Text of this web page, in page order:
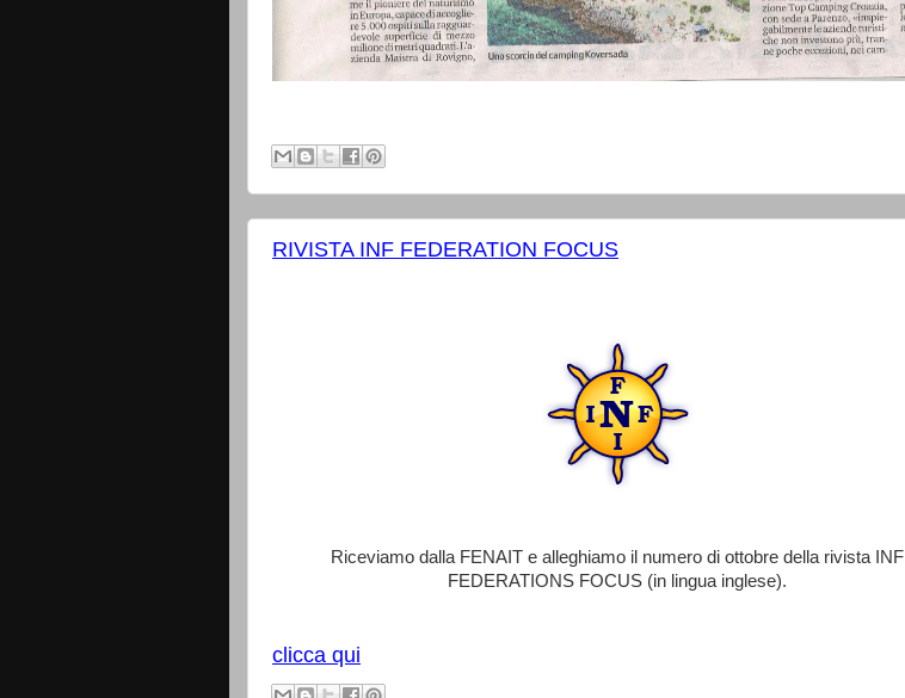
RIVISTA INF FEDERATION FOCUS
Riceviamo dalla FENAIT e alleghiamo il numero di ottobre della rivista INF
FEDERATIONS FOCUS (in lingua inglese).
clicca qui